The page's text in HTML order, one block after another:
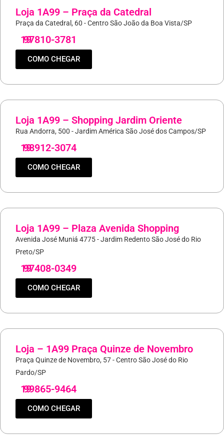
Loja 1A99 – Praça da Catedral
Praça da Catedral, 60 - Centro São João da Boa Vista/SP
19
97810-3781
COMO CHEGAR
Loja 1A99 – Shopping Jardim Oriente
Rua Andorra, 500 - Jardim América São José dos Campos/SP
19
98912-3074
COMO CHEGAR
Loja 1A99 – Plaza Avenida Shopping
Avenida José Muniá 4775 - Jardim Redento São José do Rio
Preto/SP
19
97408-0349
COMO CHEGAR
Loja – 1A99 Praça Quinze de Novembro
Praça Quinze de Novembro, 57 - Centro São José do Rio
Pardo/SP
19
99865-9464
COMO CHEGAR